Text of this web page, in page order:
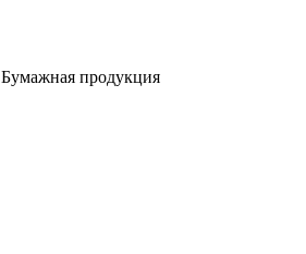
Бумажная продукция